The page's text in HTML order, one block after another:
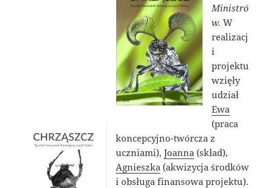
Ministró
w.W
realizacj
i
projektu
wzięły
udział
Ewa
(praca
koncepcyjno-twórcza z
uczniami),Joanna (skład),
Agnieszka (akwizycja środków
i obsługa finansowa projektu).